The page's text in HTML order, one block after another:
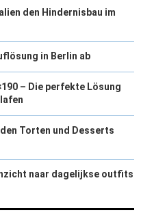
den Hindernisbau im
in Berlin ab
– Die perfekte Lösung
Torten und Desserts
naar dagelijkse outfits